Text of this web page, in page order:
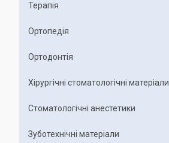
Терапія
Ортопедія
Ортодонтія
Хірургічні стоматологічні матеріали
Стоматологічні анестетики
Зуботехнічні матеріали